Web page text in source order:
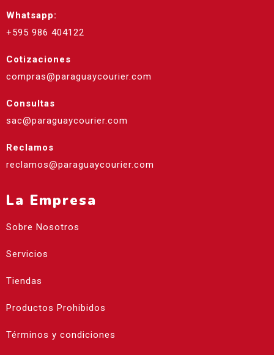
Whatsapp:
+595 986 404122
Cotizaciones
compras@paraguaycourier.com
Consultas
sac@paraguaycourier.com
Reclamos
reclamos@paraguaycourier.com
La Empresa
Sobre Nosotros
Servicios
Tiendas
Productos Prohibidos
Términos y condiciones